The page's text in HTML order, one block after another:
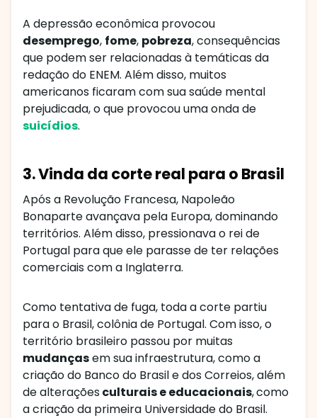
A depressão econômica provocou
desemprego, fome, pobreza, consequências
que podem ser relacionadas à temáticas da
redação do ENEM. Além disso, muitos
americanos ficaram com sua saúde mental
prejudicada, o que provocou uma onda de
suicídios.
3. Vinda da corte real para o Brasil
Após a Revolução Francesa, Napoleão
Bonaparte avançava pela Europa, dominando
territórios. Além disso, pressionava o rei de
Portugal para que ele parasse de ter relações
comerciais com a Inglaterra.
Como tentativa de fuga, toda a corte partiu
para o Brasil, colônia de Portugal. Com isso, o
território brasileiro passou por muitas
mudançasem sua infraestrutura, como a
criação do Banco do Brasil e dos Correios, além
de alteraçõesculturais e educacionais,como
a criação da primeira Universidade do Brasil.